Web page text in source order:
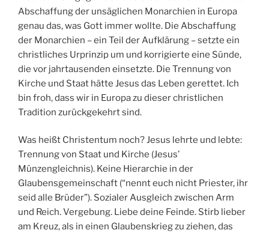
Abschaffung der unsäglichen Monarchien in Europa
genau das, was Gott immer wollte. Die Abschaffung
der Monarchien – ein Teil der Aufklärung – setzte ein
christliches Urprinzip um und korrigierte eine Sünde,
die vor jahrtausenden einsetzte. Die Trennung von
Kirche und Staat hätte Jesus das Leben gerettet. Ich
bin froh, dass wir in Europa zu dieser christlichen
Tradition zurückgekehrt sind.
Was heißt Christentum noch? Jesus lehrte und lebte:
Trennung von Staat und Kirche (Jesus’
Münzengleichnis). Keine Hierarchie in der
Glaubensgemeinschaft (“nennt euch nicht Priester, ihr
seid alle Brüder”). Sozialer Ausgleich zwischen Arm
und Reich. Vergebung. Liebe deine Feinde. Stirb lieber
am Kreuz, als in einen Glaubenskrieg zu ziehen, das